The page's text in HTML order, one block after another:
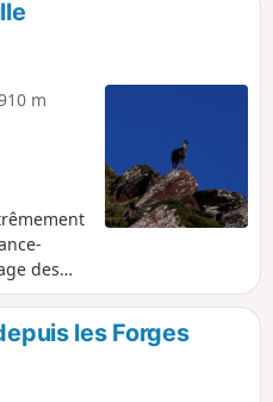
m
des
bien
les Forges